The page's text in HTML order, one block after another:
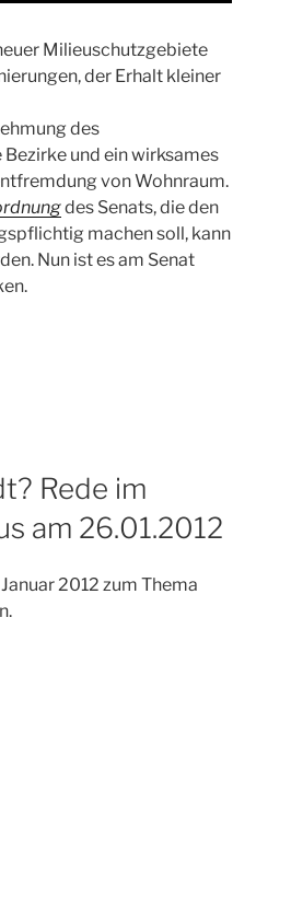
Milieuschutzgebiete
der Erhalt kleiner
des
und ein wirksames
von Wohnraum.
des Senats, die den
machen soll, kann
Nun ist es am Senat
Rede im
am 26.01.2012
2012 zum Thema